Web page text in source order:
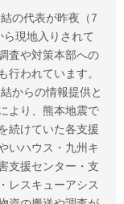
の代表が昨夜（7
ら現地入りされて
査や対策本部への
行われています。
からの情報提供と
より、熊本地震で
続けていた各支援
いハウス・九州キ
支援センター・支
レスキューアシス